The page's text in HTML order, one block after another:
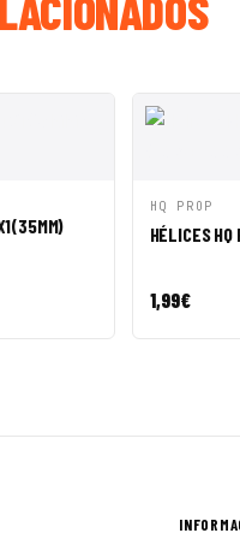
VISTA
HQ PROP
HÉLICES
1,99€